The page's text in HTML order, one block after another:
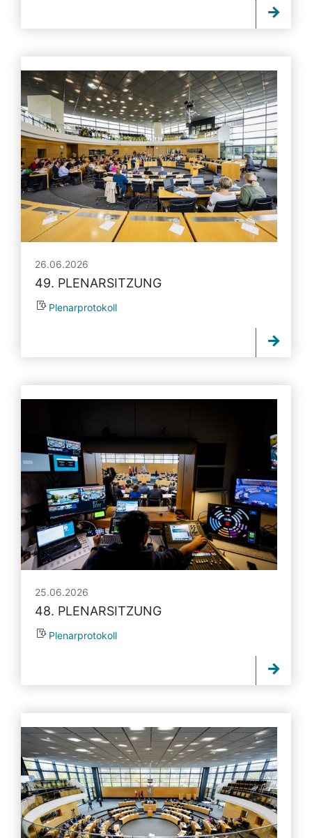
26.06.2026
49. PLENARSITZUNG
Plenarprotokoll
25.06.2026
48. PLENARSITZUNG
Plenarprotokoll